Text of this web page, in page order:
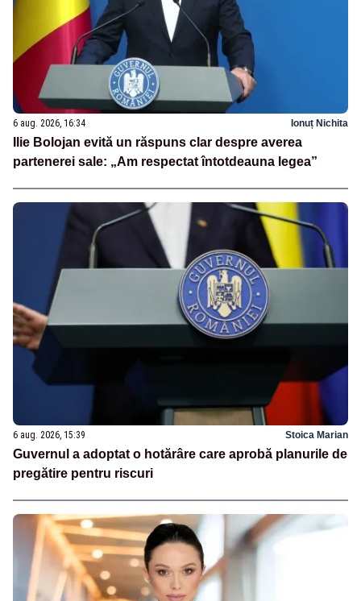
6 aug. 2026, 16:34 Ionuț Nichita
Ilie Bolojan evită un răspuns clar despre averea
partenerei sale: „Am respectat întotdeauna legea”
6 aug. 2026, 15:39 Stoica Marian
Guvernul a adoptat o hotărâre care aprobă planurile de
pregătire pentru riscuri